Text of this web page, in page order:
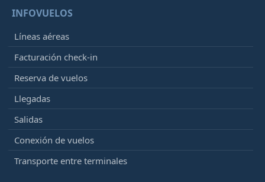
INFOVUELOS
Líneas aéreas
Facturación check-in
Reserva de vuelos
Llegadas
Salidas
Conexión de vuelos
Transporte entre terminales